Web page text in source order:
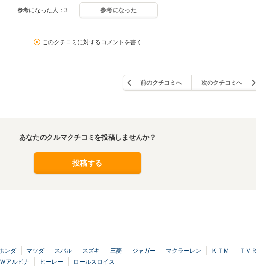
参考になった人：3 参考になった
このクチコミに対するコメントを書く
前のクチコミへ 次のクチコミへ
あなたのクルマクチコミを投稿しませんか？
投稿する
ンダ マツダ スバル スズキ 三菱 ジャガー マクラーレン ＫＴＭ ＴＶＲ
アルピナ ヒーレー ロールスロイス